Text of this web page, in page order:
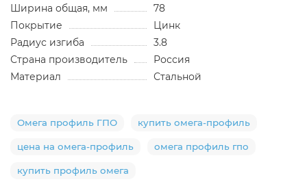
Ширина общая, мм
78
Покрытие
Цинк
Радиус изгиба
3.8
Страна производитель
Россия
Материал
Стальной
Омега профиль ГПО купить омега-профиль
цена на омега-профиль омега профиль гпо
купить профиль омега